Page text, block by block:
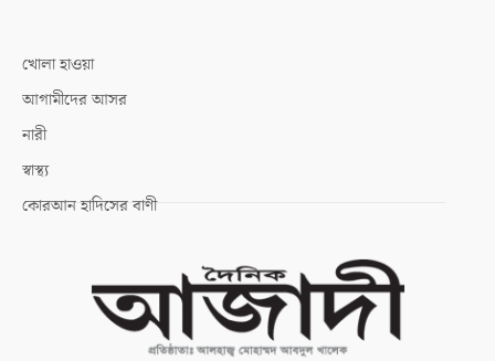
খোলা হাওয়া
আগামীদের আসর
নারী
স্বাস্থ্য
কোরআন হাদিসের বাণী